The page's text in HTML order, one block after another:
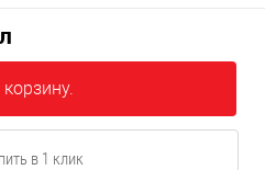
корзину.
в 1 клик